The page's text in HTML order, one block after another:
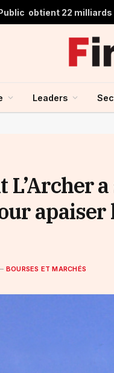
Leaders
L’Archer
apaiser
BOURSES ET MARCHÉS